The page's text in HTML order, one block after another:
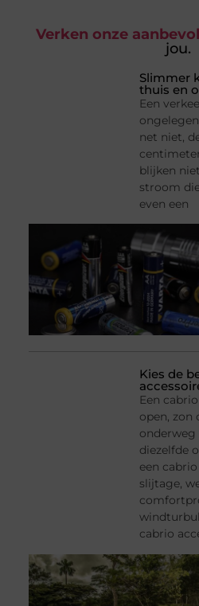
Verken onze
jou.
Slimmer
thuis en
Een
net niet,
blijken
stroom
even een
Kies de
Een
open, zon
onderweg
diezelfde
een
slijtage,
cabrio